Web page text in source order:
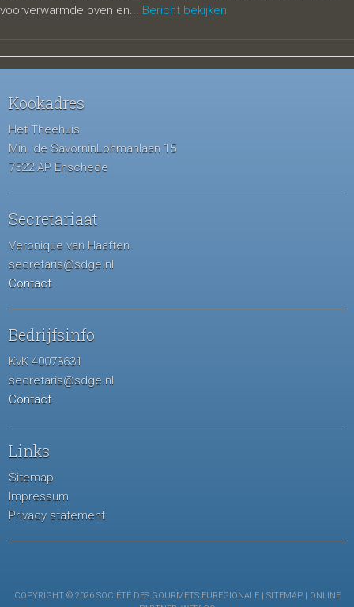
voorverwarmde oven en... Bericht bekijken
Kookadres
Het Theehuis
Min. de SavorninLohmanlaan 15
7522 AP Enschede
Secretariaat
Veronique van Haaften
secretaris@sdge.nl
Contact
Bedrijfsinfo
KvK 40073631
secretaris@sdge.nl
Contact
Links
Sitemap
Impressum
Privacy statement
COPYRIGHT © 2026 SOCIÉTÉ DES GOURMETS EUREGIONALE | SITEMAP| ONLINE